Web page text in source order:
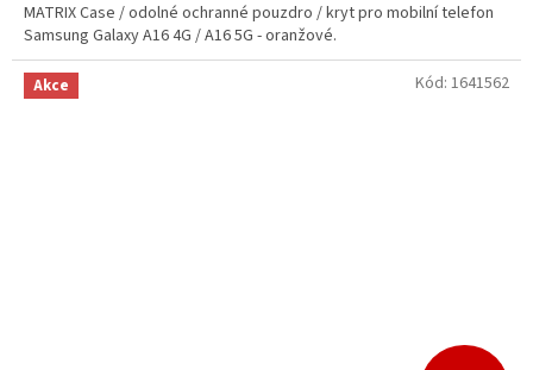
MATRIX Case / odolné ochranné pouzdro / kryt pro mobilní telefon
Samsung Galaxy A16 4G / A16 5G - oranžové.
Akce Kód: 1641562